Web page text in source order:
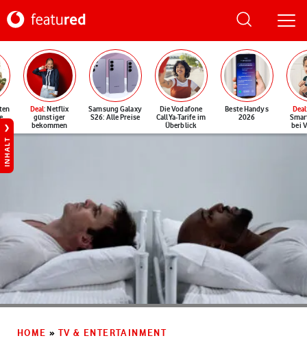
Deal: Netflix
günstiger
bekommen
Samsung Galaxy
S26: Alle Preise
Die Vodafone
CallYa-Tarife im
Überblick
Beste Handys
2026
Deal
bei
INHALT
HOME » TV & ENTERTAINMENT